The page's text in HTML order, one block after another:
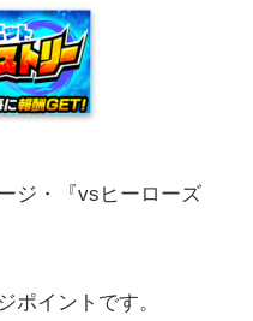
ジ・『vsヒーローズ
ポイントです。